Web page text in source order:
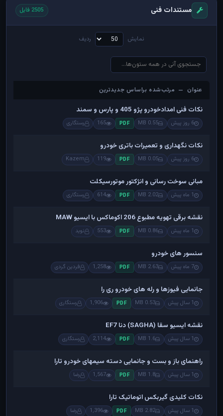
مستندات فنی 2505 فایل
نمایش ردیف
عنوان — مرتب‌شده براساس جدیدترین
عنوان — مرتب‌شده براساس جدیدترین
نکات فنی امدادخودرو پژو 405 و پارس و سمند
6 روز پیش 0.55 MB
PDF
165 رستگاری
نکات نگهداری و تعمیرات باتری خودرو
6 روز پیش 0.05 MB
PDF
119
Kazem
مبانی سوخت رسانی و انژکتور موتورسیکلت
1 ماه پیش 2.02 MB
PDF
614 رستگاری
نقشه برقی تهویه مطبوع 206 اکوماکس با ایسیو MAW
1 ماه پیش 0.86 MB
PDF
553 نوید
سنسور های خودرو
7 ماه پیش 2.63 MB
PDF
1,258 فردین گردی
جانمایی فیوزها و رله های خودرو ری را
1 سال پیش 0.53 MB
PDF
1,906 رستگاری
نقشه ایسیو سقا (SAGHA) دنا EF7
1 سال پیش 1.6 MB
PDF
2,114 رستگاری
راهنمای باز و بست و جانمایی دسته سیمهای خودرو تارا
1 سال پیش 1.8 MB
PDF
1,567 رضا
نکات کلیدی گیربکس اتوماتیک تارا
1 سال پیش 2.82 MB
PDF
1,396 رضا